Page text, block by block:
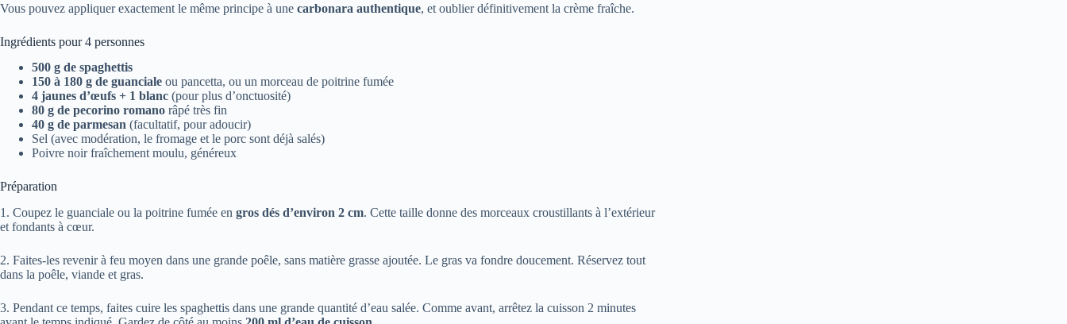
Vous pouvez appliquer exactement le même principe à une carbonara authentique, et oublier définitivement la crème fraîche.
Ingrédients pour 4 personnes
500 g de spaghettis
150 à 180 g de guanciale ou pancetta, ou un morceau de poitrine fumée
4 jaunes d’œufs + 1 blanc (pour plus d’onctuosité)
80 g de pecorino romano râpé très fin
40 g de parmesan (facultatif, pour adoucir)
Sel (avec modération, le fromage et le porc sont déjà salés)
Poivre noir fraîchement moulu, généreux
Préparation
1. Coupez le guanciale ou la poitrine fumée en gros dés d’environ 2 cm. Cette taille donne des morceaux croustillants à l’extérieur
et fondants à cœur.
2. Faites-les revenir à feu moyen dans une grande poêle, sans matière grasse ajoutée. Le gras va fondre doucement. Réservez tout
dans la poêle, viande et gras.
3. Pendant ce temps, faites cuire les spaghettis dans une grande quantité d’eau salée. Comme avant, arrêtez la cuisson 2 minutes